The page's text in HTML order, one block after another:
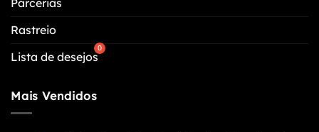
Rastreio
Lista de desejos
Mais Vendidos